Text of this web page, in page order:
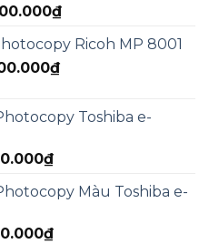
3.000.000₫.
₫Giá
tạiRicoh MP 8001
₫Giá
là:Toshiba e-
₫Giá
tại
1.300.000₫.
Màu Toshiba e-
₫Giá